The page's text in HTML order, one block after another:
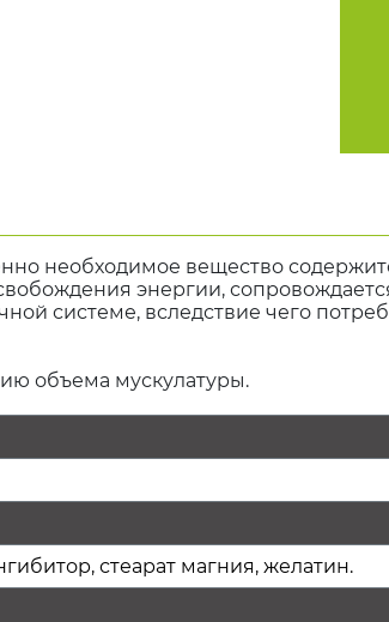
необходимое вещество
энергии,
системе, вследствие чего
объема мускулатуры.
стеарат магния, желатин.